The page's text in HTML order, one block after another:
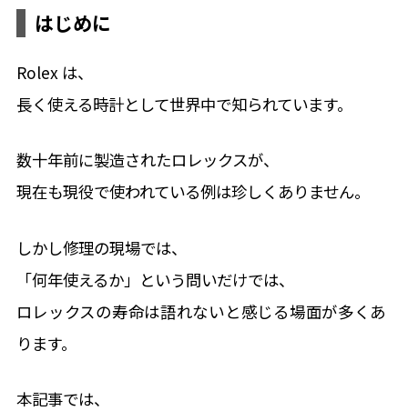
電池交換しても動かない
本川越店
すべて見る
はじめに
Rolex は、
長く使える時計として世界中で知られています。
数十年前に製造されたロレックスが、
現在も現役で使われている例は珍しくありません。
しかし修理の現場では、
「何年使えるか」という問いだけでは、
ロレックスの寿命は語れないと感じる場面が多くあ
ります。
本記事では、